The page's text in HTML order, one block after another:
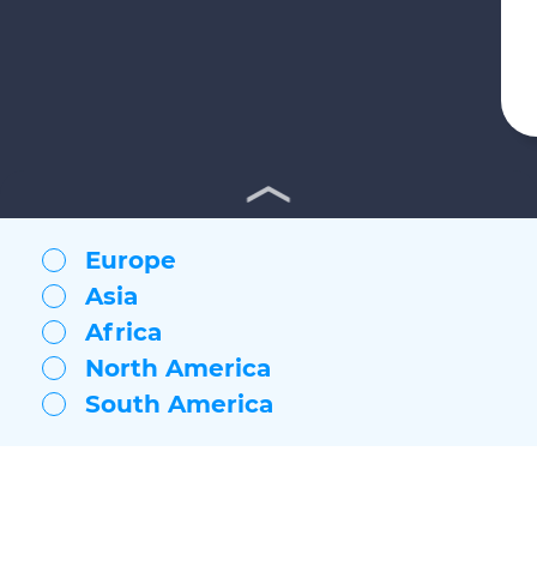
Europe
Asia
Africa
North America
South America